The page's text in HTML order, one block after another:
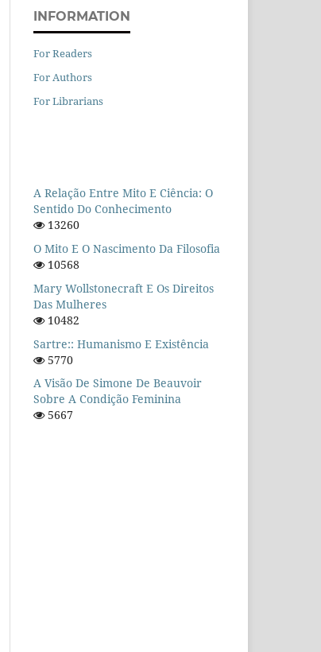
INFORMATION
For Readers
For Authors
For Librarians
A Relação Entre Mito E Ciência: O
Sentido Do Conhecimento
13260
O Mito E O Nascimento Da Filosofia
10568
Mary Wollstonecraft E Os Direitos
Das Mulheres
10482
Sartre:: Humanismo E Existência
5770
A Visão De Simone De Beauvoir
Sobre A Condição Feminina
5667